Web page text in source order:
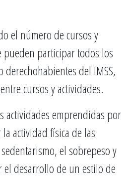
el número de cursos y
pueden participar todos los
derechohabientes del IMSS,
cursos y actividades.
actividades emprendidas por
actividad física de las
el sobrepeso y
desarrollo de un estilo de